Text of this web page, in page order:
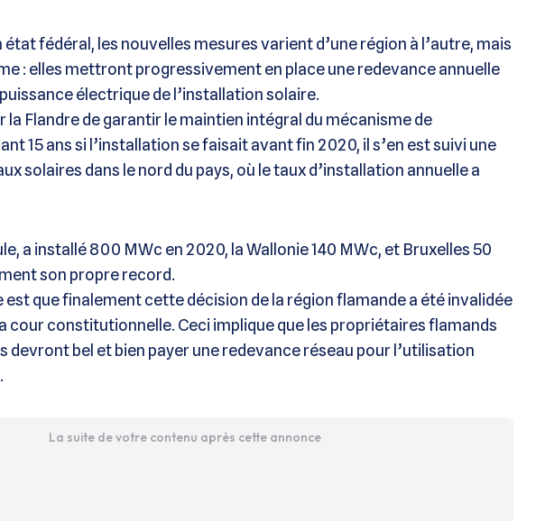
état fédéral, les nouvelles mesures varient d’une région à l’autre, mais
: elles mettront progressivement en place une redevance annuelle
électrique de l’installation solaire.
la Flandre de garantir le maintien intégral du mécanisme de
15 ans si l’installation se faisait avant fin 2020, il s’en est suivi une
solaires dans le nord du pays, où le taux d’installation annuelle a
a installé 800 MWc en 2020, la Wallonie 140 MWc, et Bruxelles 50
son propre record.
est que finalement cette décision de la région flamande a été invalidée
cour constitutionnelle. Ceci implique que les propriétaires flamands
devront bel et bien payer une redevance réseau pour l’utilisation
La suite de votre contenu après cette annonce